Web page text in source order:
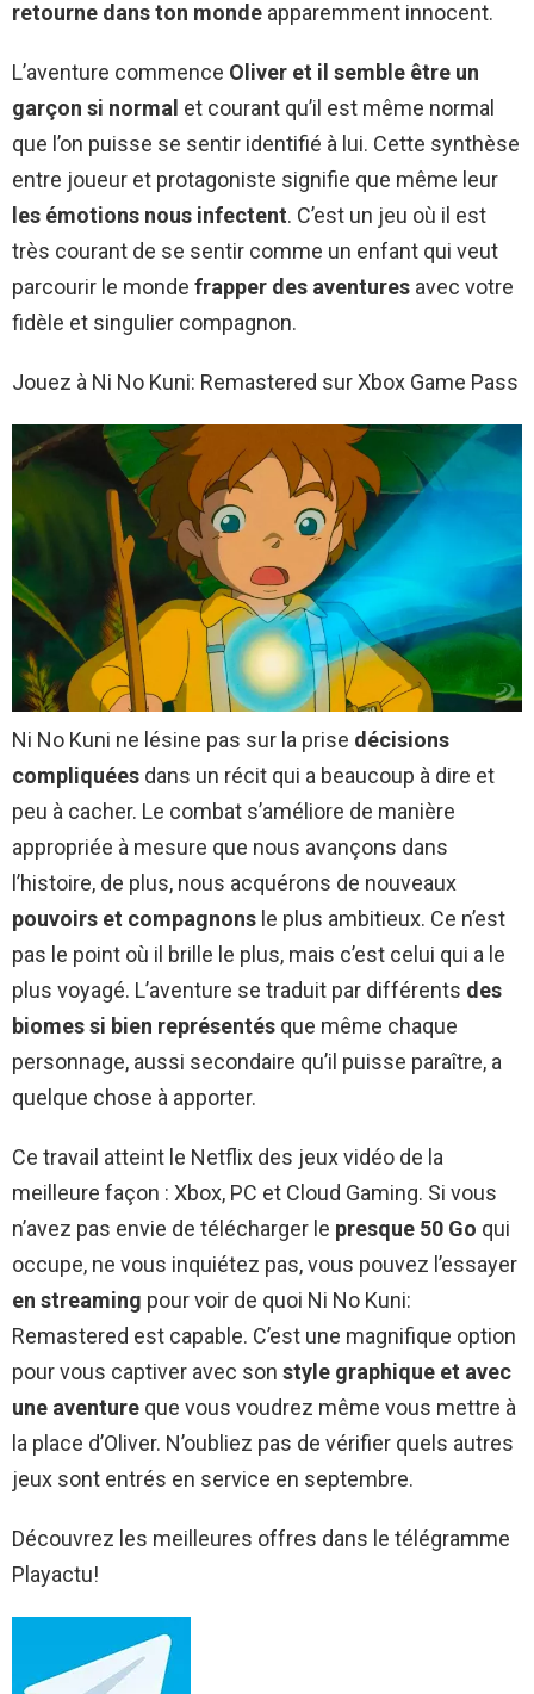
retourne dans ton monde apparemment innocent.
L’aventure commence Oliver et il semble être un
garçon si normal et courant qu’il est même normal
que l’on puisse se sentir identifié à lui. Cette synthèse
entre joueur et protagoniste signifie que même leur
les émotions nous infectent. C’est un jeu où il est
très courant de se sentir comme un enfant qui veut
parcourir le monde frapper des aventures avec votre
fidèle et singulier compagnon.
Jouez à Ni No Kuni: Remastered sur Xbox Game Pass
Ni No Kuni ne lésine pas sur la prise décisions
compliquées dans un récit qui a beaucoup à dire et
peu à cacher. Le combat s’améliore de manière
appropriée à mesure que nous avançons dans
l’histoire, de plus, nous acquérons de nouveaux
pouvoirs et compagnons le plus ambitieux. Ce n’est
pas le point où il brille le plus, mais c’est celui qui a le
plus voyagé. L’aventure se traduit par différents des
biomes si bien représentés que même chaque
personnage, aussi secondaire qu’il puisse paraître, a
quelque chose à apporter.
Ce travail atteint le Netflix des jeux vidéo de la
meilleure façon : Xbox, PC et Cloud Gaming. Si vous
n’avez pas envie de télécharger le presque 50 Go qui
occupe, ne vous inquiétez pas, vous pouvez l’essayer
en streaming pour voir de quoi Ni No Kuni:
Remastered est capable. C’est une magnifique option
pour vous captiver avec son style graphique et avec
une aventure que vous voudrez même vous mettre à
la place d’Oliver. N’oubliez pas de vérifier quels autres
jeux sont entrés en service en septembre.
Découvrez les meilleures offres dans le télégramme
Playactu!